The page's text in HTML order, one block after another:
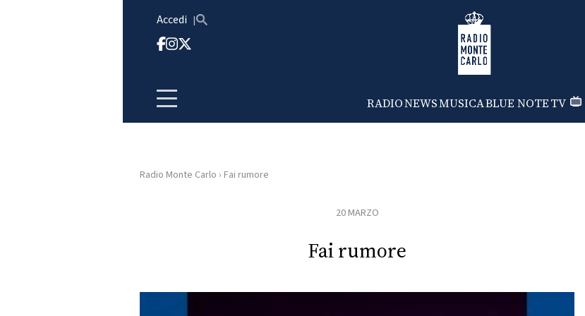
Accedi Radio Monte Carlo
RADIONEWSMUSICABLUE NOTETV
RADIO
Radio Monte Carlo › Fai rumore
20 MARZO
Fai rumore